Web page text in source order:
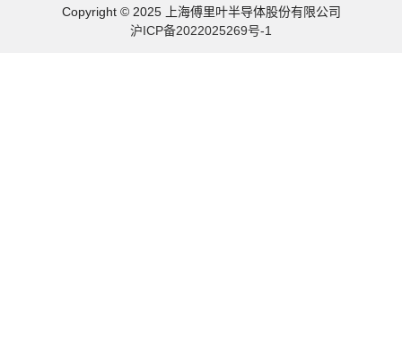
Copyright © 2025 上海傅里叶半导体股份有限公司
沪ICP备2022025269号-1